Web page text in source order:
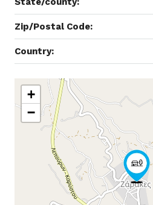
Zip/Postal Code:
Country:
+
−